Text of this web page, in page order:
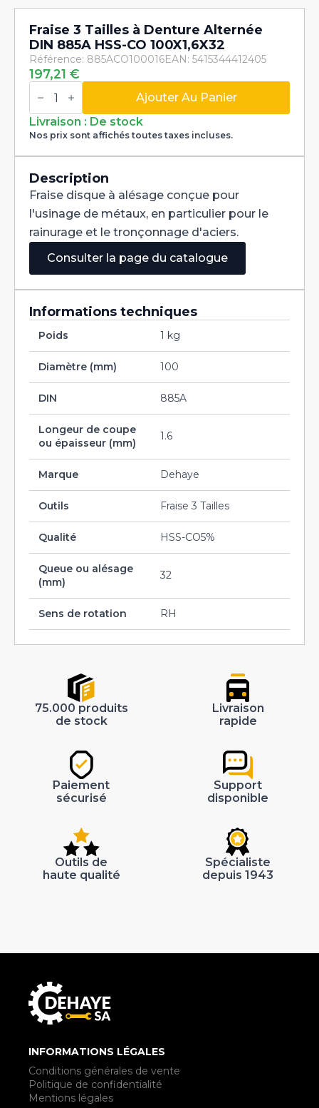
Fraise 3 Tailles à Denture Alternée
DIN 885A HSS-CO 100X1,6X32
Référence: 885ACO100016EAN: 5415344412405
197,21 €
quantité
de
3
Tailles
Denture
DIN
885A
HSS-
CO
100X1,6X32
Ajouter Au Panier
Livraison : De stock
Nos prix sont affichés toutes taxes incluses.
Description
Fraise disque à alésage conçue pour
l'usinage de métaux, en particulier pour le
rainurage et le tronçonnage d'aciers.
Consulter la page du catalogue
Informations techniques
Poids 1 kg
Diamètre (mm) 100
DIN 885A
Longeur de coupe
ou épaisseur (mm)
1.6
Marque Dehaye
Outils Fraise 3 Tailles
Qualité HSS-CO5%
Queue ou alésage
(mm)
32
Sens de rotation RH
75.000 produits
de stock
Livraison
rapide
Paiement
sécurisé
Support
disponible
Outils de
haute qualité
Spécialiste
depuis 1943
INFORMATIONS LÉGALES
Conditions générales de vente
Politique de confidentialité
Mentions légales